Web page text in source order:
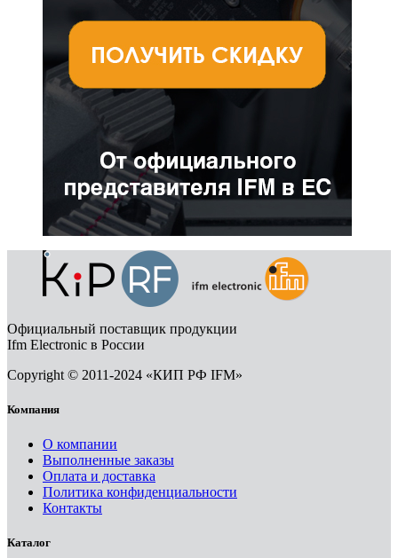
Официальный поставщик продукции
Ifm Electronic в России
Copyright © 2011-2024 «КИП РФ IFM»
Компания
О компании
Выполненные заказы
Оплата и доставка
Политика конфиденциальности
Контакты
Каталог